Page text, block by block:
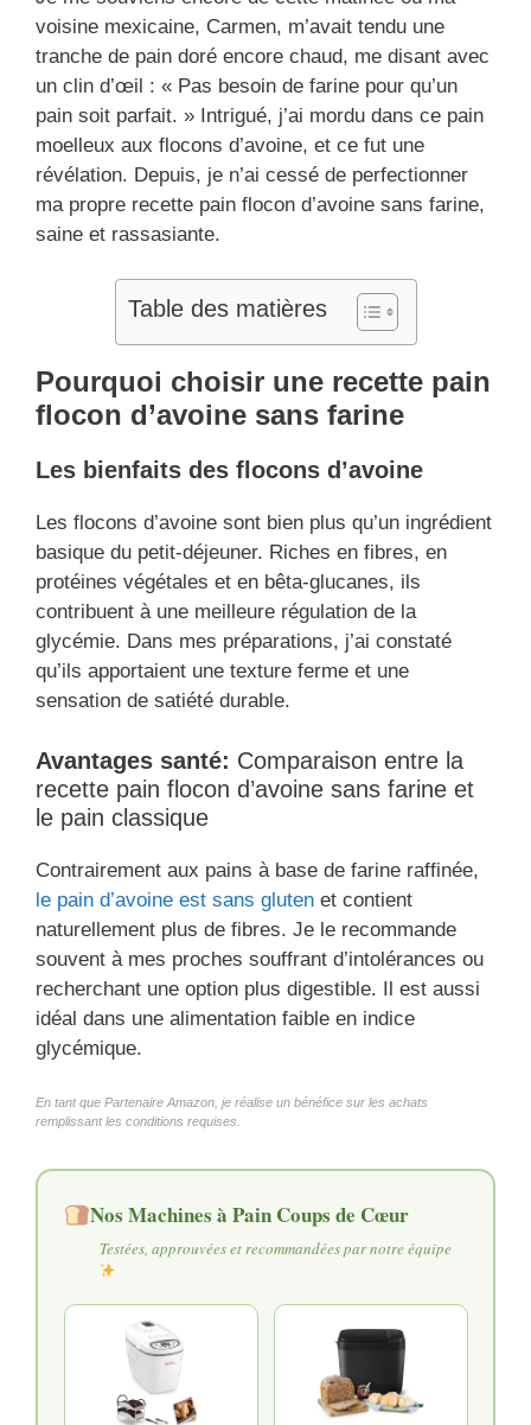
voisine mexicaine, Carmen, m’avait tendu une
tranche de pain doré encore chaud, me disant avec
un clin d’œil : « Pas besoin de farine pour qu’un
pain soit parfait. » Intrigué, j’ai mordu dans ce pain
moelleux aux flocons d’avoine, et ce fut une
révélation. Depuis, je n’ai cessé de perfectionner
ma propre recette pain flocon d’avoine sans farine,
saine et rassasiante.
Table des matières
Pourquoi choisir une recette pain
flocon d’avoine sans farine
Les bienfaits des flocons d’avoine
Les flocons d’avoine sont bien plus qu’un ingrédient
basique du petit-déjeuner. Riches en fibres, en
protéines végétales et en bêta-glucanes, ils
contribuent à une meilleure régulation de la
glycémie. Dans mes préparations, j’ai constaté
qu’ils apportaient une texture ferme et une
sensation de satiété durable.
Avantages santé: Comparaison entre la
recette pain flocon d’avoine sans farine et
le pain classique
Contrairement aux pains à base de farine raffinée,
le pain d’avoine est sans gluten et contient
naturellement plus de fibres. Je le recommande
souvent à mes proches souffrant d’intolérances ou
recherchant une option plus digestible. Il est aussi
idéal dans une alimentation faible en indice
glycémique.
En tant que Partenaire Amazon, je réalise un bénéfice sur les achats
remplissant les conditions requises.
Nos Machines à Pain Coups de Cœur
Testées, approuvées et recommandées par notre équipe